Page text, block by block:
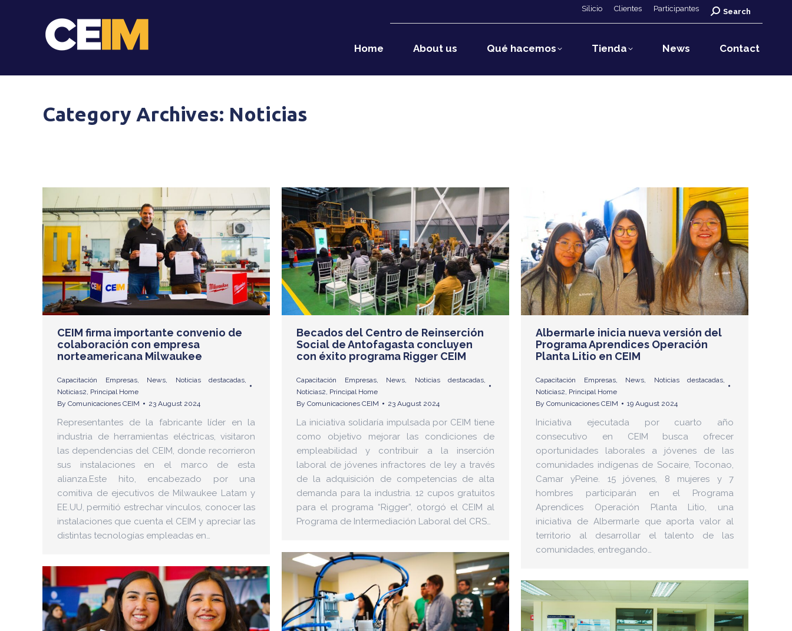
Silicio Clientes Participantes Search:
Search
Home About us Qué hacemos Tienda News Contact
Category Archives: Noticias
CEIM firma importante convenio de
colaboración con empresa
norteamericana Milwaukee
Capacitación Empresas, News, Noticias destacadas,
Noticias2, Principal Home
By Comunicaciones CEIM 23 August 2024
Representantes de la fabricante líder en la
industria de herramientas eléctricas, visitaron
las dependencias del CEIM, donde recorrieron
sus instalaciones en el marco de esta
alianza.Este hito, encabezado por una
comitiva de ejecutivos de Milwaukee Latam y
EE.UU, permitió estrechar vínculos, conocer las
instalaciones que cuenta el CEIM y apreciar las
distintas tecnologías empleadas en…
Becados del Centro de Reinserción
Social de Antofagasta concluyen
con éxito programa Rigger CEIM
Capacitación Empresas, News, Noticias destacadas,
Noticias2, Principal Home
By Comunicaciones CEIM 23 August 2024
La iniciativa solidaría impulsada por CEIM tiene
como objetivo mejorar las condiciones de
empleabilidad y contribuir a la inserción
laboral de jóvenes infractores de ley a través
de la adquisición de competencias de alta
demanda para la industria. 12 cupos gratuitos
para el programa “Rigger”, otorgó el CEIM al
Programa de Intermediación Laboral del CRS…
Albermarle inicia nueva versión del
Programa Aprendices Operación
Planta Litio en CEIM
Capacitación Empresas, News, Noticias destacadas,
Noticias2, Principal Home
By Comunicaciones CEIM 19 August 2024
Iniciativa ejecutada por cuarto año
consecutivo en CEIM busca ofrecer
oportunidades laborales a jóvenes de las
comunidades indígenas de Socaire, Toconao,
Camar yPeine. 15 jóvenes, 8 mujeres y 7
hombres participarán en el Programa
Aprendices Operación Planta Litio, una
iniciativa de Albermarle que aporta valor al
territorio al desarrollar el talento de las
comunidades, entregando…